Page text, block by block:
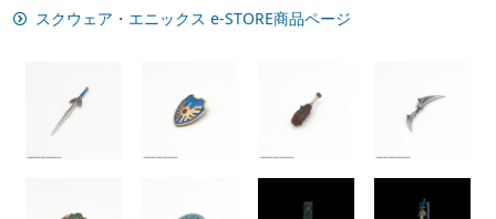
スクウェア・エニックス e-STORE商品ページ